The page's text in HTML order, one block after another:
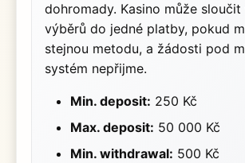
dohromady. Kasino může sloučit
výběrů do jedné platby, pokud
stejnou metodu, a žádosti pod
systém nepřijme.
Min. deposit: 250 Kč
Max. deposit: 50 000 Kč
Min. withdrawal: 500 Kč